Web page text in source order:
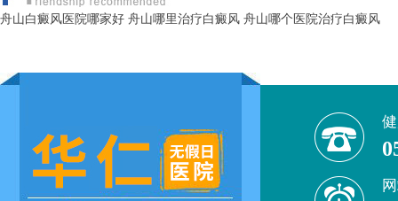
舟山白癜风医院哪家好 舟山哪里治疗白癜风 舟山哪个医院治疗白癜风